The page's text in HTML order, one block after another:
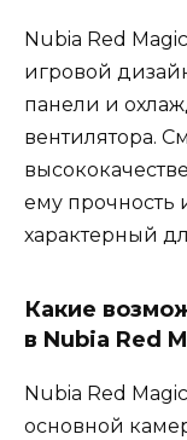
Nubia Red
игровой
панели и
вентилятора.
ему
характерный
Какие
в Nubia Red
Nubia Red
основной